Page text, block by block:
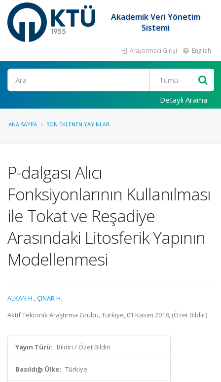
Akademik Veri Yönetim
Sistemi
Araştırmacı Girişi English
Ara
Detaylı Arama
ANA SAYFA SON EKLENEN YAYINLAR
P-dalgası Alıcı
Fonksiyonlarının Kullanılması
ile Tokat ve Reşadiye
Arasındaki Litosferik Yapının
Modellenmesi
ALKAN H.,ÇINAR H.
Aktif Tektonik Araştırma Grubu, Türkiye, 01 Kasım 2018, (Özet Bildiri)
Yayın Türü: Bildiri / Özet Bildiri
Basıldığı Ülke: Türkiye